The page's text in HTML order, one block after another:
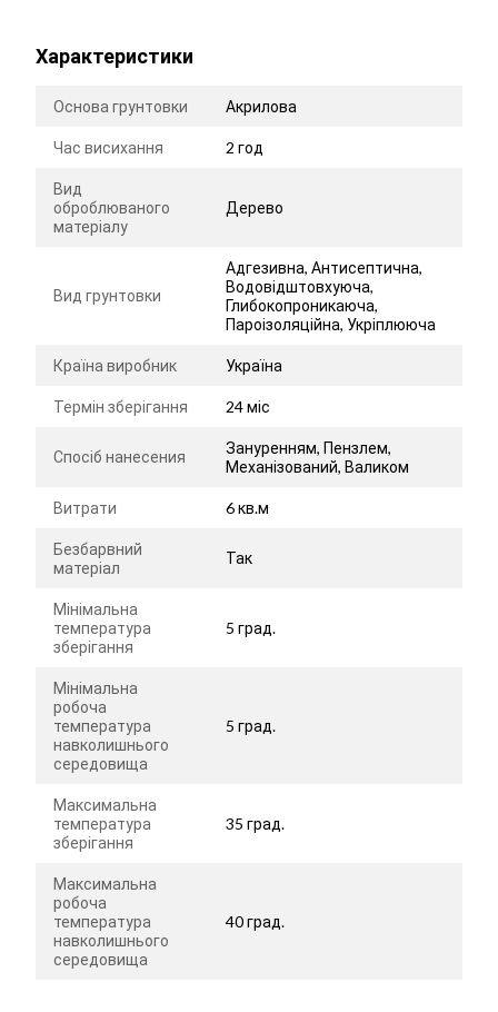
Характеристики
Основа грунтовки Акрилова
Час висихання 2 год
Вид
оброблюваного
матеріалу
Дерево
Вид грунтовки
Адгезивна, Антисептична,
Водовідштовхуюча,
Глибокопроникаюча,
Пароізоляційна, Укріплююча
Країна виробник Україна
Термін зберігання 24 міс
Спосіб нанесения
Зануренням, Пензлем,
Механізований, Валиком
Витрати 6 кв.м
Безбарвний
матеріал
Так
Мінімальна
температура
зберігання
5 град.
Мінімальна
робоча
температура
навколишнього
середовища
5 град.
Максимальна
температура
зберігання
35 град.
Максимальна
робоча
температура
навколишнього
середовища
40 град.